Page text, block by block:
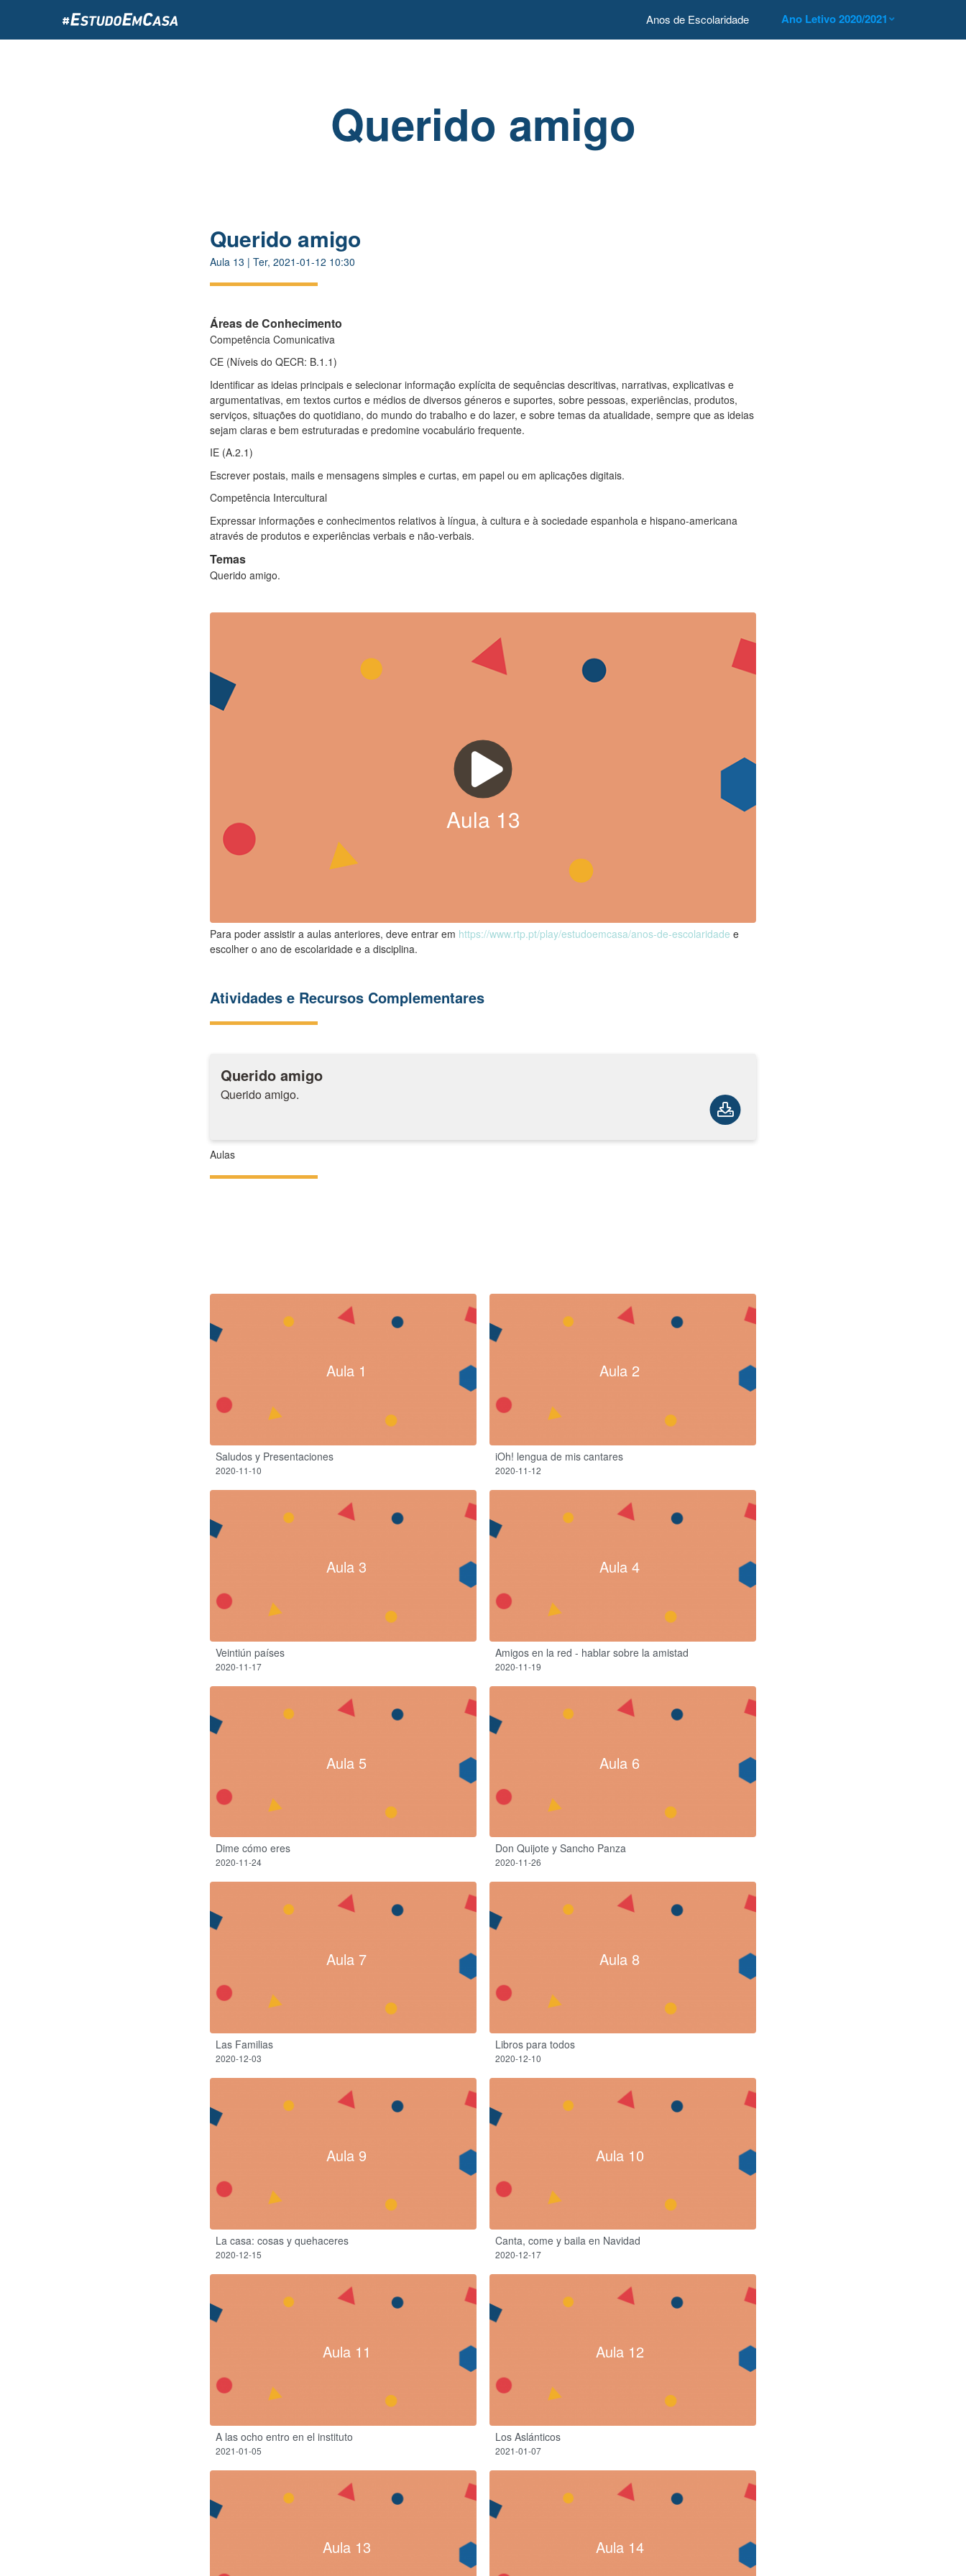
o
Anos de Escolaridade Ano Letivo 2020/2021
Querido amigo
Querido amigo
Aula 13 | Ter, 2021-01-12 10:30
Áreas de Conhecimento
Competência Comunicativa
CE (Níveis do QECR: B.1.1)
Identificar as ideias principais e selecionar informação explícita de sequências descritivas, narrativas, explicativas e
argumentativas, em textos curtos e médios de diversos géneros e suportes, sobre pessoas, experiências, produtos,
serviços, situações do quotidiano, do mundo do trabalho e do lazer, e sobre temas da atualidade, sempre que as ideias
sejam claras e bem estruturadas e predomine vocabulário frequente.
IE (A.2.1)
Escrever postais, mails e mensagens simples e curtas, em papel ou em aplicações digitais.
Competência Intercultural
Expressar informações e conhecimentos relativos à língua, à cultura e à sociedade espanhola e hispano-americana
através de produtos e experiências verbais e não-verbais.
Temas
Querido amigo.
Aula 13
Para poder assistir a aulas anteriores, deve entrar em https://www.rtp.pt/play/estudoemcasa/anos-de-escolaridade e
escolher o ano de escolaridade e a disciplina.
Atividades e Recursos Complementares
Querido amigo
Querido amigo.
Aulas
Aula 1
Saludos y Presentaciones
2020-11-10
Aula 2
iOh! lengua de mis cantares
2020-11-12
Aula 3
Veintiún países
2020-11-17
Aula 4
Amigos en la red - hablar sobre la amistad
2020-11-19
Aula 5
Dime cómo eres
2020-11-24
Aula 6
Don Quijote y Sancho Panza
2020-11-26
Aula 7
Las Familias
2020-12-03
Aula 8
Libros para todos
2020-12-10
Aula 9
La casa: cosas y quehaceres
2020-12-15
Aula 10
Canta, come y baila en Navidad
2020-12-17
Aula 11
A las ocho entro en el instituto
2021-01-05
Aula 12
Los Aslánticos
2021-01-07
Aula 13 Aula 14